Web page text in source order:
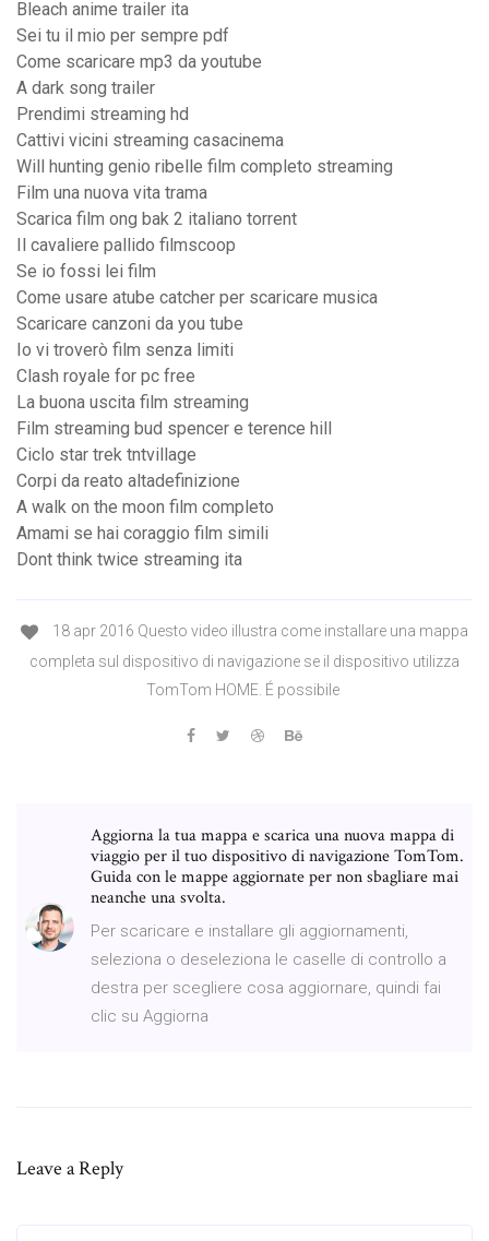
Bleach anime trailer ita
Sei tu il mio per sempre pdf
Come scaricare mp3 da youtube
A dark song trailer
Prendimi streaming hd
Cattivi vicini streaming casacinema
Will hunting genio ribelle film completo streaming
Film una nuova vita trama
Scarica film ong bak 2 italiano torrent
Il cavaliere pallido filmscoop
Se io fossi lei film
Come usare atube catcher per scaricare musica
Scaricare canzoni da you tube
Io vi troverò film senza limiti
Clash royale for pc free
La buona uscita film streaming
Film streaming bud spencer e terence hill
Ciclo star trek tntvillage
Corpi da reato altadefinizione
A walk on the moon film completo
Amami se hai coraggio film simili
Dont think twice streaming ita
18 apr 2016 Questo video illustra come installare una mappa
completa sul dispositivo di navigazione se il dispositivo utilizza
TomTom HOME. É possibile
Aggiorna la tua mappa e scarica una nuova mappa di
viaggio per il tuo dispositivo di navigazione TomTom.
Guida con le mappe aggiornate per non sbagliare mai
neanche una svolta.
Per scaricare e installare gli aggiornamenti,
seleziona o deseleziona le caselle di controllo a
destra per scegliere cosa aggiornare, quindi fai
clic su Aggiorna
Leave a Reply